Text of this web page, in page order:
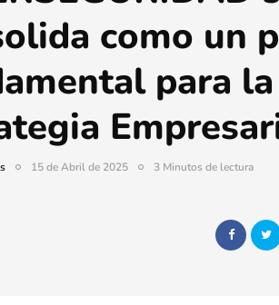
como un
para la
15 de Abril de 2025 3 Minutos de lectura